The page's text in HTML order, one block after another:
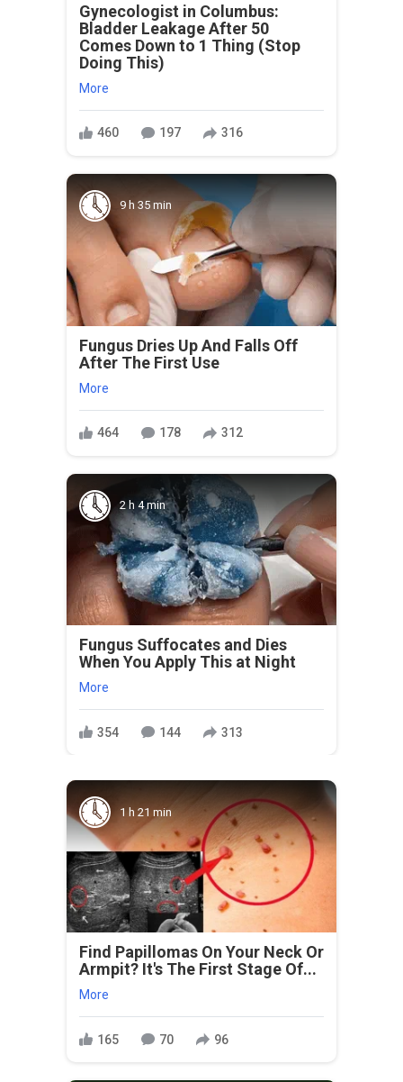
Gynecologist in Columbus:
Bladder Leakage After 50
Comes Down to 1 Thing (Stop
Doing This)
More
460 197 316
9 h 35 min
Fungus Dries Up And Falls Off
After The First Use
More
464 178 312
2 h 4 min
Fungus Suffocates and Dies
When You Apply This at Night
More
354 144 313
1 h 21 min
Find Papillomas On Your Neck Or
Armpit? It's The First Stage Of...
More
165 70 96